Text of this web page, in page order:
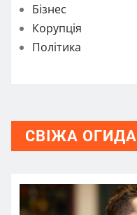
Бізнес
Корупція
Політика
СВІЖА ОГИДА